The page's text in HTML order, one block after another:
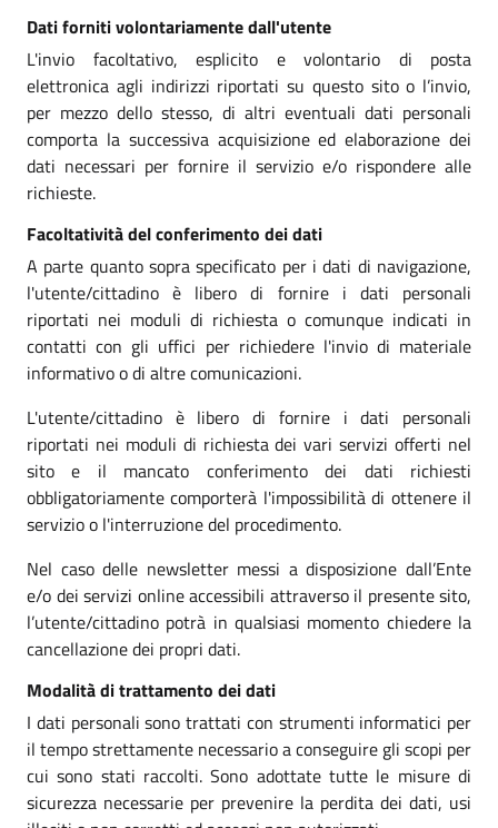
Dati forniti volontariamente dall'utente
L'invio facoltativo, esplicito e volontario di posta
elettronica agli indirizzi riportati su questo sito o l’invio,
per mezzo dello stesso, di altri eventuali dati personali
comporta la successiva acquisizione ed elaborazione dei
dati necessari per fornire il servizio e/o rispondere alle
richieste.
Facoltatività del conferimento dei dati
A parte quanto sopra specificato per i dati di navigazione,
l'utente/cittadino è libero di fornire i dati personali
riportati nei moduli di richiesta o comunque indicati in
contatti con gli uffici per richiedere l'invio di materiale
informativo o di altre comunicazioni.
L'utente/cittadino è libero di fornire i dati personali
riportati nei moduli di richiesta dei vari servizi offerti nel
sito e il mancato conferimento dei dati richiesti
obbligatoriamente comporterà l'impossibilità di ottenere il
servizio o l'interruzione del procedimento.
Nel caso delle newsletter messi a disposizione dall’Ente
e/o dei servizi online accessibili attraverso il presente sito,
l’utente/cittadino potrà in qualsiasi momento chiedere la
cancellazione dei propri dati.
Modalità di trattamento dei dati
I dati personali sono trattati con strumenti informatici per
il tempo strettamente necessario a conseguire gli scopi per
cui sono stati raccolti. Sono adottate tutte le misure di
sicurezza necessarie per prevenire la perdita dei dati, usi